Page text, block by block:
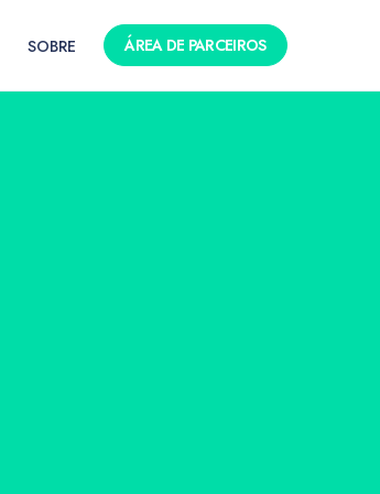
SOBRE ÁREA DE PARCEIROS